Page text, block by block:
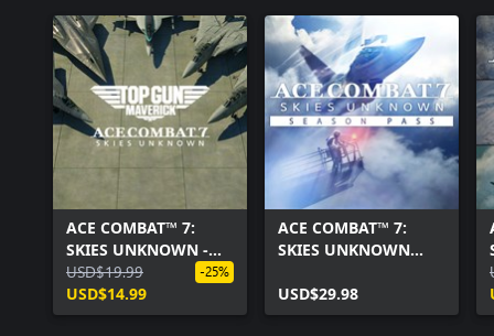
ACE COMBAT™ 7:
SKIES UNKNOWN -
TOP GUN: Maverick
Aircraft Set-
USD$19.99
USD$14.99
-25%
ACE COMBAT™ 7:
SKIES UNKNOWN
USD$29.98